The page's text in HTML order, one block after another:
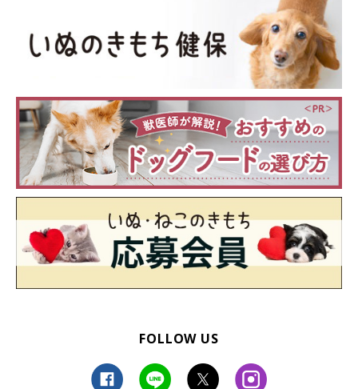
FOLLOW US